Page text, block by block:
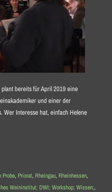
plant bereits für April 2019 eine
und einer der
Wer Interesse hat, einfach Helene
Probe,Priorat,Rheingau,Rheinhessen,
Weininstitut; DWI; Workshop; Wissen;,